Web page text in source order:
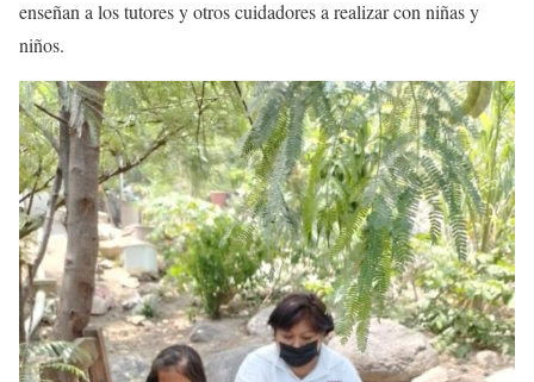
enseñan a los tutores y otros cuidadores a realizar con niñas y
niños.